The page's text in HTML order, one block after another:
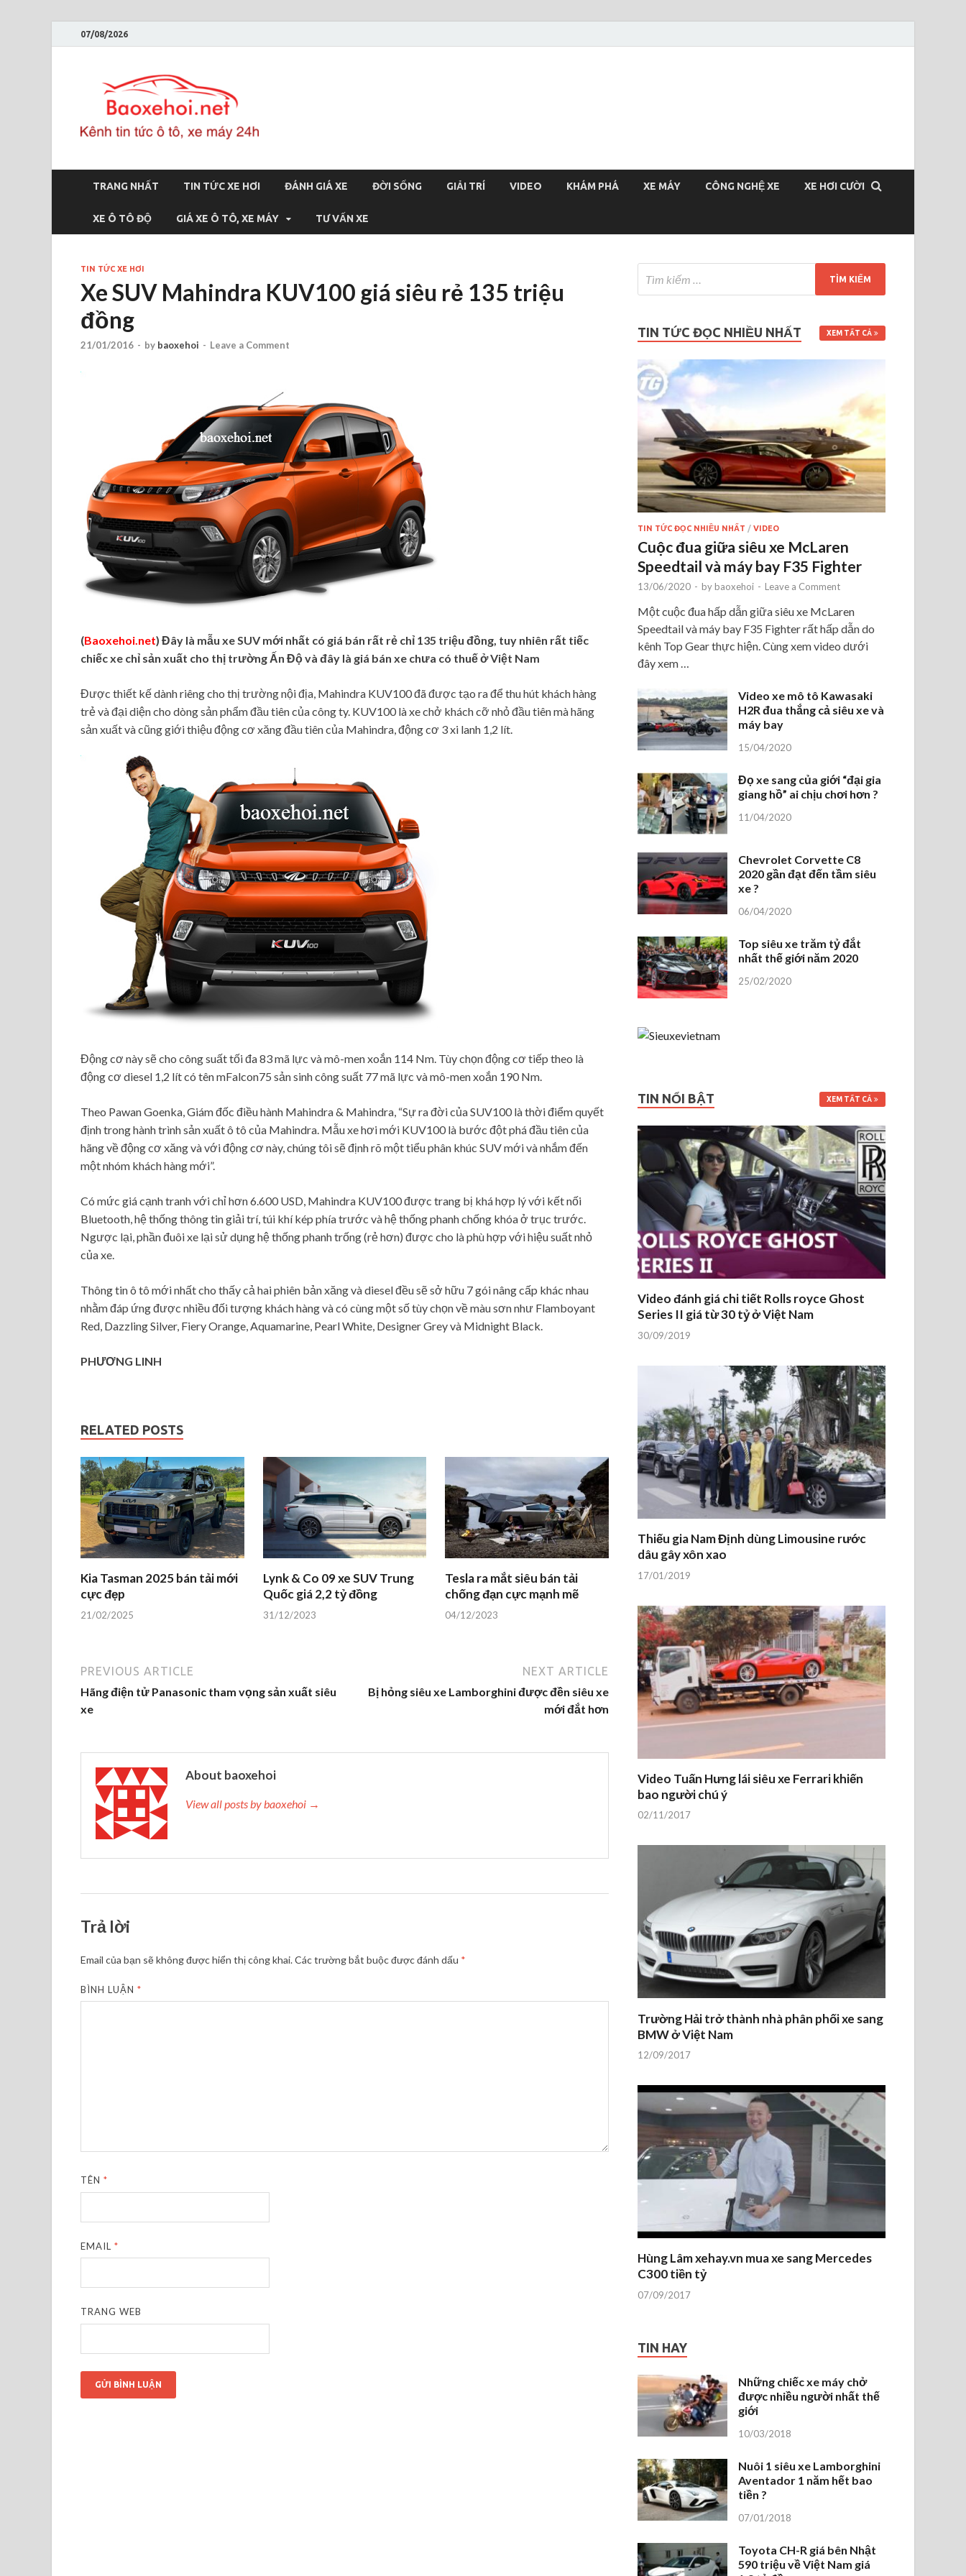
07/08/2026
TRANG NHẤT TIN TỨC XE HƠI ĐÁNH GIÁ XE ĐỜI SỐNG GIẢI TRÍ VIDEO KHÁM PHÁ XE MÁY CÔNG NGHỆ XE XE HƠI CƯỜI
XE Ô TÔ ĐỘ GIÁ XE Ô TÔ, XE MÁY TƯ VẤN XE
TIN TỨC XE HƠI
Xe SUV Mahindra KUV100 giá siêu rẻ 135 triệu
đồng
21/01/2016 - by baoxehoi - Leave a Comment
(Baoxehoi.net) Đây là mẫu xe SUV mới nhất có giá bán rất rẻ chỉ 135 triệu đồng, tuy nhiên rất tiếc
chiếc xe chỉ sản xuất cho thị trường Ấn Độ và đây là giá bán xe chưa có thuế ở Việt Nam
Được thiết kế dành riêng cho thị trường nội địa, Mahindra KUV100 đã được tạo ra để thu hút khách hàng
trẻ và đại diện cho dòng sản phẩm đầu tiên của công ty. KUV100 là xe chở khách cỡ nhỏ đầu tiên mà hãng
sản xuất và cũng giới thiệu động cơ xăng đầu tiên của Mahindra, động cơ 3 xi lanh 1,2 lít.
Động cơ này sẽ cho công suất tối đa 83 mã lực và mô-men xoắn 114 Nm. Tùy chọn động cơ tiếp theo là
động cơ diesel 1,2 lít có tên mFalcon75 sản sinh công suất 77 mã lực và mô-men xoắn 190 Nm.
Theo Pawan Goenka, Giám đốc điều hành Mahindra & Mahindra, “Sự ra đời của SUV100 là thời điểm quyết
định trong hành trình sản xuất ô tô của Mahindra. Mẫu xe hơi mới KUV100 là bước đột phá đầu tiên của
hãng về động cơ xăng và với động cơ này, chúng tôi sẽ định rõ một tiểu phân khúc SUV mới và nhắm đến
một nhóm khách hàng mới”.
Có mức giá cạnh tranh với chỉ hơn 6.600 USD, Mahindra KUV100 được trang bị khá hợp lý với kết nối
Bluetooth, hệ thống thông tin giải trí, túi khí kép phía trước và hệ thống phanh chống khóa ở trục trước.
Ngược lại, phần đuôi xe lại sử dụng hệ thống phanh trống (rẻ hơn) được cho là phù hợp với hiệu suất nhỏ
của xe.
Thông tin ô tô mới nhất cho thấy cả hai phiên bản xăng và diesel đều sẽ sở hữu 7 gói nâng cấp khác nhau
nhằm đáp ứng được nhiều đối tượng khách hàng và có cùng một số tùy chọn về màu sơn như Flamboyant
Red, Dazzling Silver, Fiery Orange, Aquamarine, Pearl White, Designer Grey và Midnight Black.
PHƯƠNG LINH
RELATED POSTS
Kia Tasman 2025 bán tải mới
cực đẹp
21/02/2025
Lynk & Co 09 xe SUV Trung
Quốc giá 2,2 tỷ đồng
31/12/2023
Tesla ra mắt siêu bán tải
chống đạn cực mạnh mẽ
04/12/2023
PREVIOUS ARTICLE
Hãng điện tử Panasonic tham vọng sản xuất siêu
xe
NEXT ARTICLE
Bị hỏng siêu xe Lamborghini được đền siêu xe
mới đắt hơn
About baoxehoi
View all posts by baoxehoi →
Trả lời
Email của bạn sẽ không được hiển thị công khai.Các trường bắt buộc được đánh dấu *
BÌNH LUẬN*
TÊN*
EMAIL*
TRANG WEB
TIN TỨC ĐỌC NHIỀU NHẤT XEM TẤT CẢ
TIN TỨC ĐỌC NHIỀU NHẤT /VIDEO
Cuộc đua giữa siêu xe McLaren
Speedtail và máy bay F35 Fighter
13/06/2020 - by baoxehoi - Leave a Comment
Một cuộc đua hấp dẫn giữa siêu xe McLaren
Speedtail và máy bay F35 Fighter rất hấp dẫn do
kênh Top Gear thực hiện. Cùng xem video dưới
đây xem …
Video xe mô tô Kawasaki
H2R đua thắng cả siêu xe và
máy bay
15/04/2020
Đọ xe sang của giới “đại gia
giang hồ” ai chịu chơi hơn ?
11/04/2020
Chevrolet Corvette C8
2020 gần đạt đến tầm siêu
xe ?
06/04/2020
Top siêu xe trăm tỷ đắt
nhất thế giới năm 2020
25/02/2020
TIN NỔI BẬT XEM TẤT CẢ
Video đánh giá chi tiết Rolls royce Ghost
Series II giá từ 30 tỷ ở Việt Nam
30/09/2019
Thiếu gia Nam Định dùng Limousine rước
dâu gây xôn xao
17/01/2019
Video Tuấn Hưng lái siêu xe Ferrari khiến
bao người chú ý
02/11/2017
Trường Hải trở thành nhà phân phối xe sang
BMW ở Việt Nam
12/09/2017
Hùng Lâm xehay.vn mua xe sang Mercedes
C300 tiền tỷ
07/09/2017
TIN HAY
Những chiếc xe máy chở
được nhiều người nhất thế
giới
10/03/2018
Nuôi 1 siêu xe Lamborghini
Aventador 1 năm hết bao
tiền ?
07/01/2018
Toyota CH-R giá bên Nhật
590 triệu về Việt Nam giá